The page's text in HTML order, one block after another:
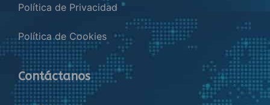
Política de Privacidad
Política de Cookies
Contáctanos